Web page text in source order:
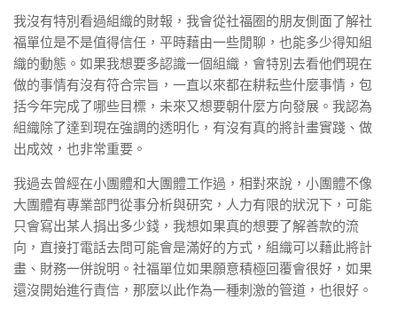
我沒有特別看過組織的財報，我會從社福圈的朋友側面了解社
福單位是不是值得信任，平時藉由一些閒聊，也能多少得知組
織的動態。如果我想要多認識一個組織，會特別去看他們現在
做的事情有沒有符合宗旨，一直以來都在耕耘些什麼事情，包
括今年完成了哪些目標，未來又想要朝什麼方向發展。我認為
組織除了達到現在強調的透明化，有沒有真的將計畫實踐、做
出成效，也非常重要。
我過去曾經在小團體和大團體工作過，相對來說，小團體不像
大團體有專業部門從事分析與研究，人力有限的狀況下，可能
只會寫出某人捐出多少錢，我想如果真的想要了解善款的流
向，直接打電話去問可能會是滿好的方式，組織可以藉此將計
畫、財務一併說明。社福單位如果願意積極回覆會很好，如果
還沒開始進行責信，那麼以此作為一種刺激的管道，也很好。